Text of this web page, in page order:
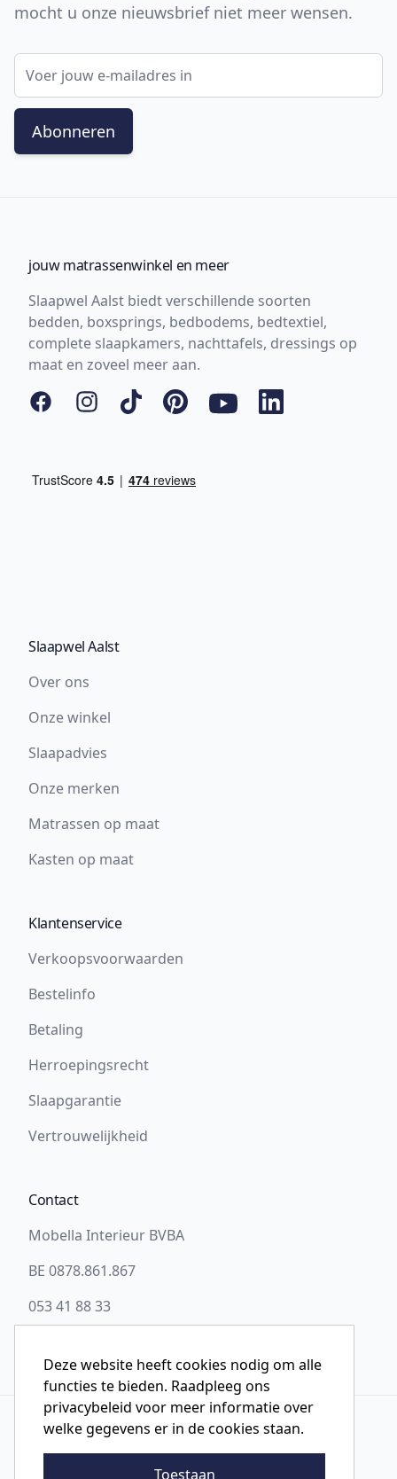
mocht u onze nieuwsbrief niet meer wensen.
E-mail adres
Abonneren
jouw matrassenwinkel en meer
Slaapwel Aalst biedt verschillende soorten
bedden, boxsprings, bedbodems, bedtextiel,
complete slaapkamers, nachttafels, dressings op
maat en zoveel meer aan.
FacebookInstagram
Tiktok PinterestYouTubeLinkedIn
Slaapwel Aalst
Over ons
Onze winkel
Slaapadvies
Onze merken
Matrassen op maat
Kasten op maat
Klantenservice
Verkoopsvoorwaarden
Bestelinfo
Betaling
Herroepingsrecht
Slaapgarantie
Vertrouwelijkheid
Contact
Mobella Interieur BVBA
BE 0878.861.867
053 41 88 33
Deze website heeft cookies nodig om alle
functies te bieden. Raadpleeg ons
privacybeleid voor meer informatie over
welke gegevens er in de cookies staan.
Toestaan